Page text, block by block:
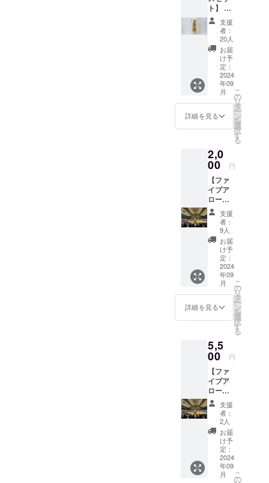
㎝ ※ご
支援確
定後の
返金・
キャン
セル・
交換
は、対
応いた
しかね
ますの
で、何
ト】 ・
限定タ
オル 商
品サイ
ズ：
34cm×
85cm
・限定
トート
バッグ
商品サ
イズ：
幅
36cm×
37cm×
マチ11
㎝ ・
「香川
の銘店
枡うど
んとの
コラボ
商品
アロー
ズうど
ん」 内
量:300g
(3人前)
※原材料
及び添
お届け
商品の
ラベル
に表記
されま
す。 商
品開封
前には
必ずお
届けの
リター
ンに貼
付され
たラベ
ルや注
支援
者：
20人
お届
け予
定：
2024
年09
月
詳細を見る
こ
の
リ
タ
ー
ン
を
選
択
す
る
2,0
00 円
【ファ
イブア
ローズ
純粋
ブース
ト2,000
円_レ
ギュ
ラー】
この
リター
ンは
5,500
円・
10,000
円・
円・
55,000
円のリ
ターン
と同じ
内容に
なりま
す。 ・
ご支援
に対す
るお礼
のメー
ルをお
送りし
ます。
支援
者：
9人
お届
け予
定：
2024
年09
月
詳細を見る
こ
の
リ
タ
ー
ン
を
選
択
す
る
5,5
00 円
【ファ
イブア
ローズ
純粋
ブース
ト5,500
円_シル
バー】
このリ
ターン
は2,000
円・
支援
者：
2人
お届
け予
定：
2024
年09
月
こ
の